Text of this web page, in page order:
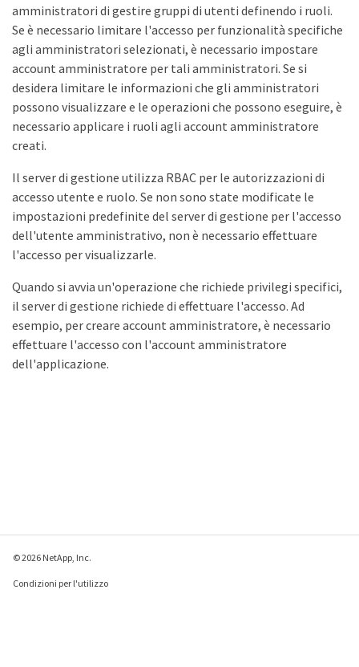
amministratori di gestire gruppi di utenti definendo i ruoli.
Se è necessario limitare l'accesso per funzionalità specifiche
agli amministratori selezionati, è necessario impostare
account amministratore per tali amministratori. Se si
desidera limitare le informazioni che gli amministratori
possono visualizzare e le operazioni che possono eseguire, è
necessario applicare i ruoli agli account amministratore
creati.
Il server di gestione utilizza RBAC per le autorizzazioni di
accesso utente e ruolo. Se non sono state modificate le
impostazioni predefinite del server di gestione per l'accesso
dell'utente amministrativo, non è necessario effettuare
l'accesso per visualizzarle.
Quando si avvia un'operazione che richiede privilegi specifici,
il server di gestione richiede di effettuare l'accesso. Ad
esempio, per creare account amministratore, è necessario
effettuare l'accesso con l'account amministratore
dell'applicazione.
© 2026 NetApp, Inc.
Condizioni per l'utilizzo